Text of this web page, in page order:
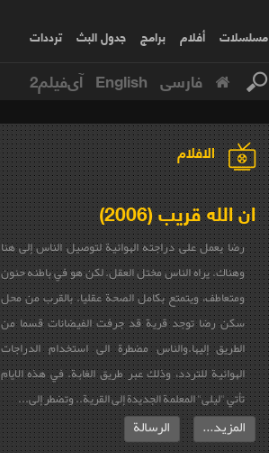
مسلسلات أفلام برامج جدول البث ترددات
فارسی English آی‌فیلم2
الافلام
ان الله قريب (2006)
رضا يعمل على دراجته الهوائية لتوصيل الناس إلى هنا
وهناك. يراه الناس مختل العقل. لكن هو في باطنه حنون
ومتعاطف، ويتمتع بكامل الصحة عقليا. بالقرب من محل
سكن رضا توجد قرية قد جرفت الفيضانات قسما من
الطريق إليها.والناس مضطرة الى استخدام الدراجات
الهوائية للتردد، وذلك عبر طريق الغابة. في هذه الايام
تأتي "ليلى" المعلمة الجديدة إلى القرية.. وتضطر إلى...
المزيد... الرسالة